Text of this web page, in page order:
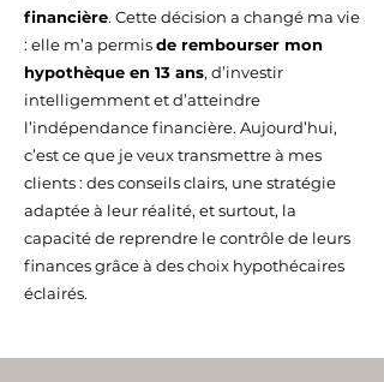
financière. Cette décision a changé ma vie
: elle m’a permisde rembourser mon
hypothèque en 13 ans, d’investir
intelligemment et d’atteindre
l’indépendance financière. Aujourd’hui,
c’est ce que je veux transmettre à mes
clients : des conseils clairs, une stratégie
adaptée à leur réalité, et surtout, la
capacité de reprendre le contrôle de leurs
finances grâce à des choix hypothécaires
éclairés.